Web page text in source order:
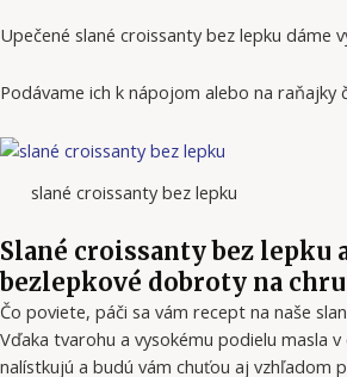
Upečené slané croissanty bez lepku dáme
Podávame ich k nápojom alebo na raňajky
slané croissanty bez lepku
Slané croissanty bez lepku
bezlepkové dobroty na
Čo poviete, páči sa vám recept na naše
Vďaka tvarohu a vysokému podielu masla v
nalístkujú a budú vám chuťou aj vzhľadom